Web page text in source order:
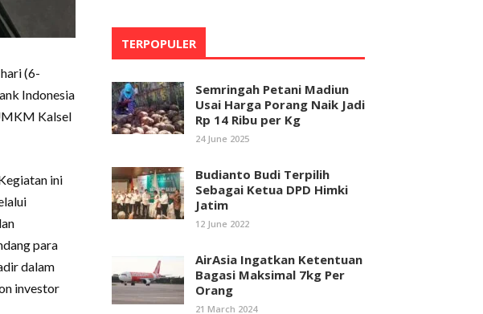
(6-
Indonesia
Kalsel
ini
para
dalam
investor
TERPOPULER
Semringah Petani Madiun
Usai Harga Porang Naik Jadi
Rp 14 Ribu per Kg
24 June 2025
Budianto Budi Terpilih
Sebagai Ketua DPD Himki
Jatim
12 June 2022
AirAsia Ingatkan Ketentuan
Bagasi Maksimal 7kg Per
Orang
21 March 2024